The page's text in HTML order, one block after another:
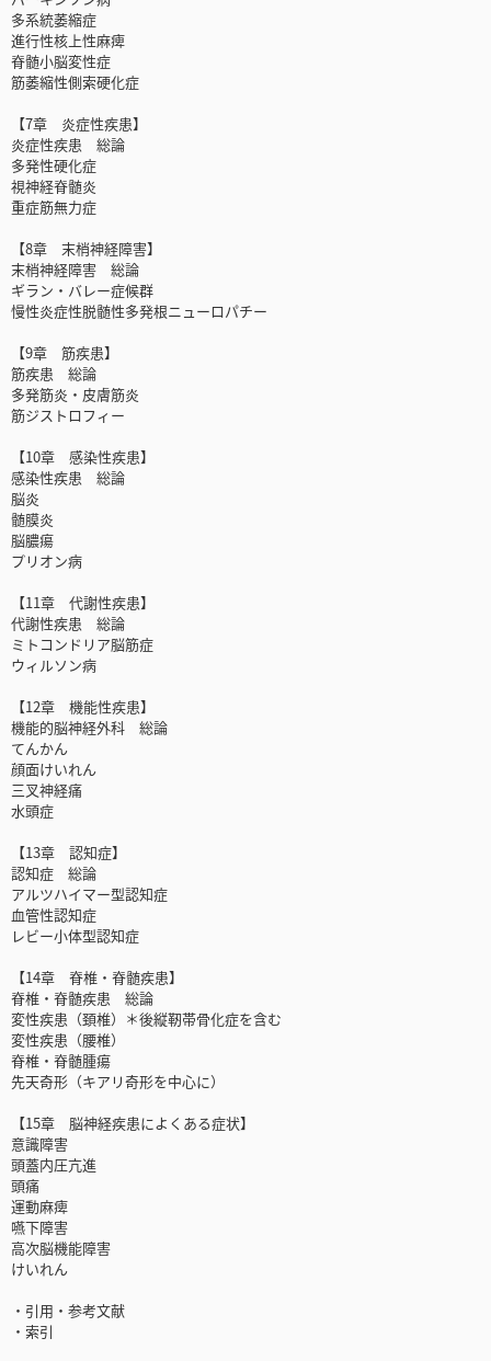
多系統萎縮症
進行性核上性麻痺
脊髄小脳変性症
筋萎縮性側索硬化症
【7章 炎症性疾患】
炎症性疾患 総論
多発性硬化症
視神経脊髄炎
重症筋無力症
【8章 末梢神経障害】
末梢神経障害 総論
ギラン・バレー症候群
慢性炎症性脱髄性多発根ニューロパチー
【9章 筋疾患】
筋疾患 総論
多発筋炎・皮膚筋炎
筋ジストロフィー
【10章 感染性疾患】
感染性疾患 総論
脳炎
髄膜炎
脳膿瘍
プリオン病
【11章 代謝性疾患】
代謝性疾患 総論
ミトコンドリア脳筋症
ウィルソン病
【12章 機能性疾患】
機能的脳神経外科 総論
てんかん
顔面けいれん
三叉神経痛
水頭症
【13章 認知症】
認知症 総論
アルツハイマー型認知症
血管性認知症
レビー小体型認知症
【14章 脊椎・脊髄疾患】
脊椎・脊髄疾患 総論
変性疾患（頚椎）＊後縦靭帯骨化症を含む
変性疾患（腰椎）
脊椎・脊髄腫瘍
先天奇形（キアリ奇形を中心に）
【15章 脳神経疾患によくある症状】
意識障害
頭蓋内圧亢進
頭痛
運動麻痺
嚥下障害
高次脳機能障害
けいれん
・引用・参考文献
・索引